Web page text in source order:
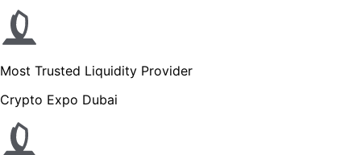
Most Trusted Liquidity Provider
Crypto Expo Dubai